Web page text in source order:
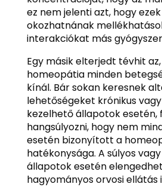
ez nem jelenti azt, hogy
okozhatnának
interakciókat más
Egy másik elterjedt tévhit
homeopátia minden
kínál. Bár sokan keresnek
lehetőségeket krónikus
kezelhető állapotok esetén,
hangsúlyozni, hogy nem
esetén bizonyított a
hatékonysága. A súlyos
állapotok esetén
hagyományos orvosi ellátás